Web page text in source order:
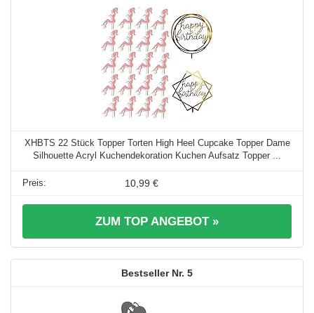
XHBTS 22 Stück Topper Torten High Heel Cupcake Topper Dame
Silhouette Acryl Kuchendekoration Kuchen Aufsatz Topper ...
10,99 €
ZUM TOP ANGEBOT »
5